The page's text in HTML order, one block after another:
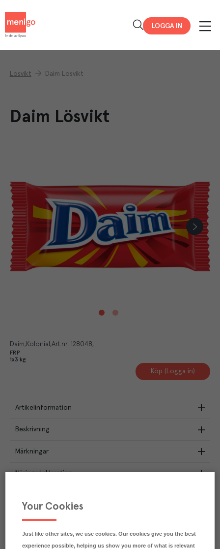
LOGGA IN
Lösvikt Daim Lösvikt
Daim Lösvikt
Daim Kolonial Art.nr. 128048
FRP
1x3 kg
Köp (Logga in)
Artikelinformation
Beskrivning
Märkningar
Näringsdeklaration
CO₂e/kg
Varje kilo av varan påverkar klimatet motsvarande
Läs mer om hur vi beräknar klimatavtryck
Your Cookies
Just like other sites, we use cookies. Our cookies give you the best
experience possible, helping us show you more of what is relevant